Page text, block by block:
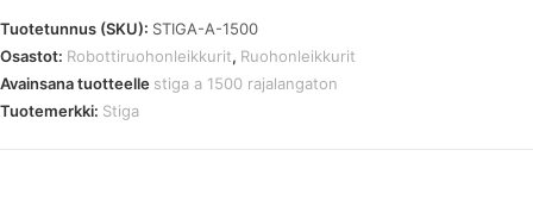
rajalangaton
robottiruohonleikkuri
määrä
Tuotetunnus (SKU): STIGA-A-1500
Osastot: Robottiruohonleikkurit, Ruohonleikkurit
Avainsana tuotteelle stiga a 1500 rajalangaton
Tuotemerkki: Stiga